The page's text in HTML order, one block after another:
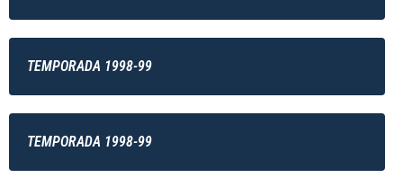
TEMPORADA 1998-99
TEMPORADA 1998-99